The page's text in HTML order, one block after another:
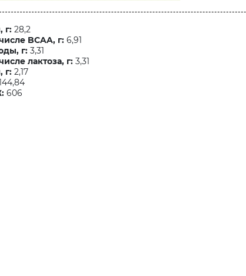
г: 28,2
BCAA, г: 6,91
г: 3,31
лактоза, г: 3,31
г: 2,17
606